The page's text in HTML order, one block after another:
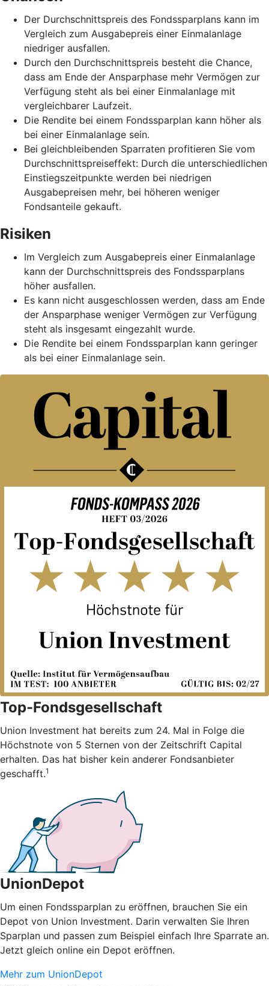
Der Durchschnittspreis des Fondssparplans kann im
Vergleich zum Ausgabepreis einer Einmalanlage
niedriger ausfallen.
Durch den Durchschnittspreis besteht die Chance,
dass am Ende der Ansparphase mehr Vermögen zur
Verfügung steht als bei einer Einmalanlage mit
vergleichbarer Laufzeit.
Die Rendite bei einem Fondssparplan kann höher als
bei einer Einmalanlage sein.
Bei gleichbleibenden Sparraten profitieren Sie vom
Durchschnittspreiseffekt: Durch die unterschiedlichen
Einstiegszeitpunkte werden bei niedrigen
Ausgabepreisen mehr, bei höheren weniger
Fondsanteile gekauft.
Risiken
Im Vergleich zum Ausgabepreis einer Einmalanlage
kann der Durchschnittspreis des Fondssparplans
höher ausfallen.
Es kann nicht ausgeschlossen werden, dass am Ende
der Ansparphase weniger Vermögen zur Verfügung
steht als insgesamt eingezahlt wurde.
Die Rendite bei einem Fondssparplan kann geringer
als bei einer Einmalanlage sein.
Top-Fondsgesellschaft
Union Investment hat bereits zum 24. Mal in Folge die
Höchstnote von 5 Sternen von der Zeitschrift Capital
erhalten. Das hat bisher kein anderer Fondsanbieter
geschafft.1
UnionDepot
Um einen Fondssparplan zu eröffnen, brauchen Sie ein
Depot von Union Investment. Darin verwalten Sie Ihren
Sparplan und passen zum Beispiel einfach Ihre Sparrate an.
Jetzt gleich online ein Depot eröffnen.
Mehr zum UnionDepot